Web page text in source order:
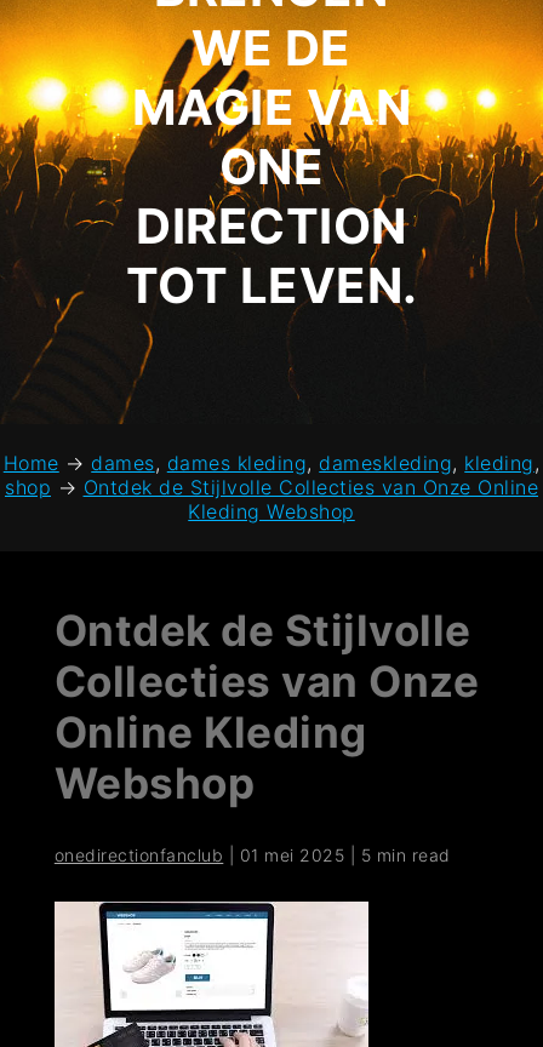
WE DE
MAGIE VAN
ONE
DIRECTION
TOT LEVEN.
Home → dames, dames kleding, dameskleding, kleding,
shop → Ontdek de Stijlvolle Collecties van Onze Online
Kleding Webshop
Ontdek de Stijlvolle
Collecties van Onze
Online Kleding
Webshop
onedirectionfanclub 01 mei 2025 5 min read